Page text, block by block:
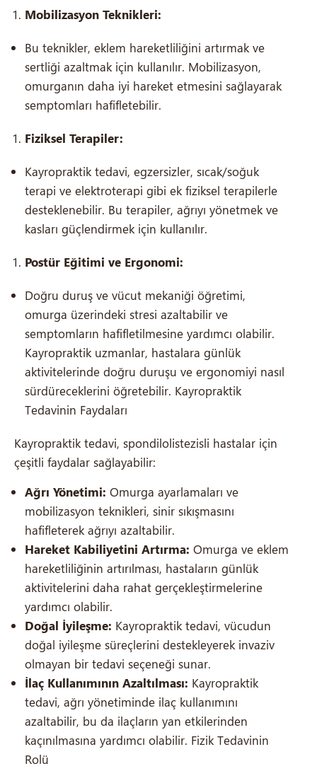
Mobilizasyon Teknikleri:
Bu teknikler, eklem hareketliliğini artırmak ve
sertliği azaltmak için kullanılır. Mobilizasyon,
omurganın daha iyi hareket etmesini sağlayarak
semptomları hafifletebilir.
Fiziksel Terapiler:
Kayropraktik tedavi, egzersizler, sıcak/soğuk
terapi ve elektroterapi gibi ek fiziksel terapilerle
desteklenebilir. Bu terapiler, ağrıyı yönetmek ve
kasları güçlendirmek için kullanılır.
Postür Eğitimi ve Ergonomi:
Doğru duruş ve vücut mekaniği öğretimi,
omurga üzerindeki stresi azaltabilir ve
semptomların hafifletilmesine yardımcı olabilir.
Kayropraktik uzmanlar, hastalara günlük
aktivitelerinde doğru duruşu ve ergonomiyi nasıl
sürdüreceklerini öğretebilir. Kayropraktik
Tedavinin Faydaları
Kayropraktik tedavi, spondilolistezisli hastalar için
çeşitli faydalar sağlayabilir:
Ağrı Yönetimi: Omurga ayarlamaları ve
mobilizasyon teknikleri, sinir sıkışmasını
hafifleterek ağrıyı azaltabilir.
Hareket Kabiliyetini Artırma: Omurga ve eklem
hareketliliğinin artırılması, hastaların günlük
aktivitelerini daha rahat gerçekleştirmelerine
yardımcı olabilir.
Doğal İyileşme: Kayropraktik tedavi, vücudun
doğal iyileşme süreçlerini destekleyerek invaziv
olmayan bir tedavi seçeneği sunar.
İlaç Kullanımının Azaltılması: Kayropraktik
tedavi, ağrı yönetiminde ilaç kullanımını
azaltabilir, bu da ilaçların yan etkilerinden
kaçınılmasına yardımcı olabilir. Fizik Tedavinin
Rolü